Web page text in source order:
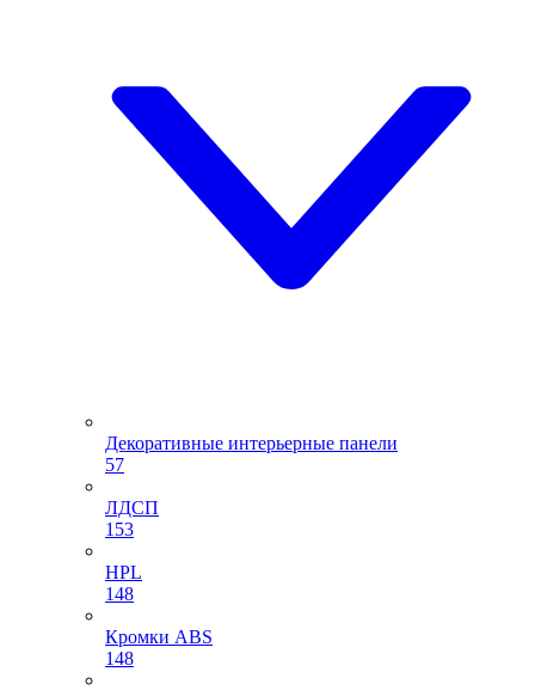
Декоративные интерьерные панели
57
ЛДСП
153
HPL
148
Кромки ABS
148